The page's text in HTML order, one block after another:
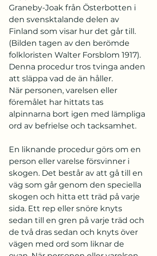
Graneby-Joak från Österbotten i
den svensktalande delen av
Finland som visar hur det går till.
(Bilden tagen av den berömde
folkloristen Walter Forsblom 1917).
Denna procedur tros tvinga anden
att släppa vad de än håller.
När personen, varelsen eller
föremålet har hittats tas
alpinnarna bort igen med lämpliga
ord av befrielse och tacksamhet.
En liknande procedur görs om en
person eller varelse försvinner i
skogen. Det består av att gå till en
väg som går genom den speciella
skogen och hitta ett träd på varje
sida. Ett rep eller snöre knyts
sedan till en gren på varje träd och
de två dras sedan och knyts över
vägen med ord som liknar de